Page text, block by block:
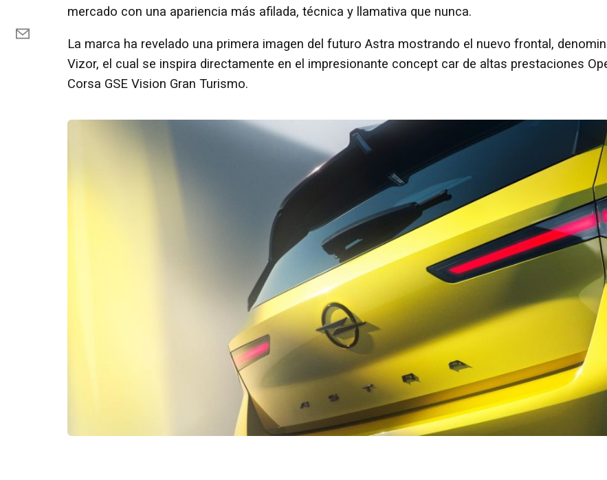
mercado con una apariencia más afilada, técnica y llamativa que nunca.
La marca ha revelado una primera imagen del futuro Astra mostrando el nuevo frontal,
Vizor, el cual se inspira directamente en el impresionante concept car de altas prestaciones
Corsa GSE Vision Gran Turismo.